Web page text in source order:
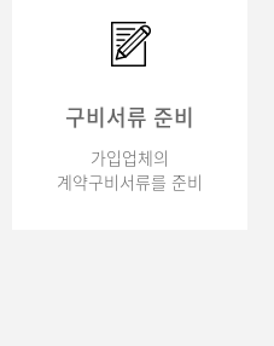
구비서류 준비
가입업체의
계약구비서류를 준비